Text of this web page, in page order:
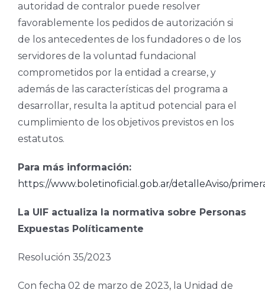
autoridad de contralor puede resolver
favorablemente los pedidos de autorización si
de los antecedentes de los fundadores o de los
servidores de la voluntad fundacional
comprometidos por la entidad a crearse, y
además de las características del programa a
desarrollar, resulta la aptitud potencial para el
cumplimiento de los objetivos previstos en los
estatutos.
Para más información:
https://www.boletinoficial.gob.ar/detalleAviso/
La UIF actualiza la normativa sobre Personas
Expuestas Políticamente
Resolución 35/2023
Con fecha 02 de marzo de 2023, la Unidad de